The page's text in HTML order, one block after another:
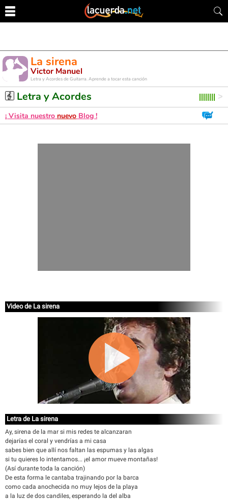
La sirena
Victor Manuel
Letra y Acordes de Guitarra. Aprende a tocar esta canción
Letra y Acordes
¡ Visita nuestro nuevo Blog !
Video de La sirena
Letra de La sirena
Ay, sirena de la mar si mis redes te alcanzaran
dejarías el coral y vendrías a mi casa
sabes bien que allí nos faltan las espumas y las algas
si tu quieres lo intentamos... ¡el amor mueve montañas!
(Así durante toda la canción)
De esta forma le cantaba trajinando por la barca
como cada anochecida no muy lejos de la playa
a la luz de dos candiles, esperando la del alba